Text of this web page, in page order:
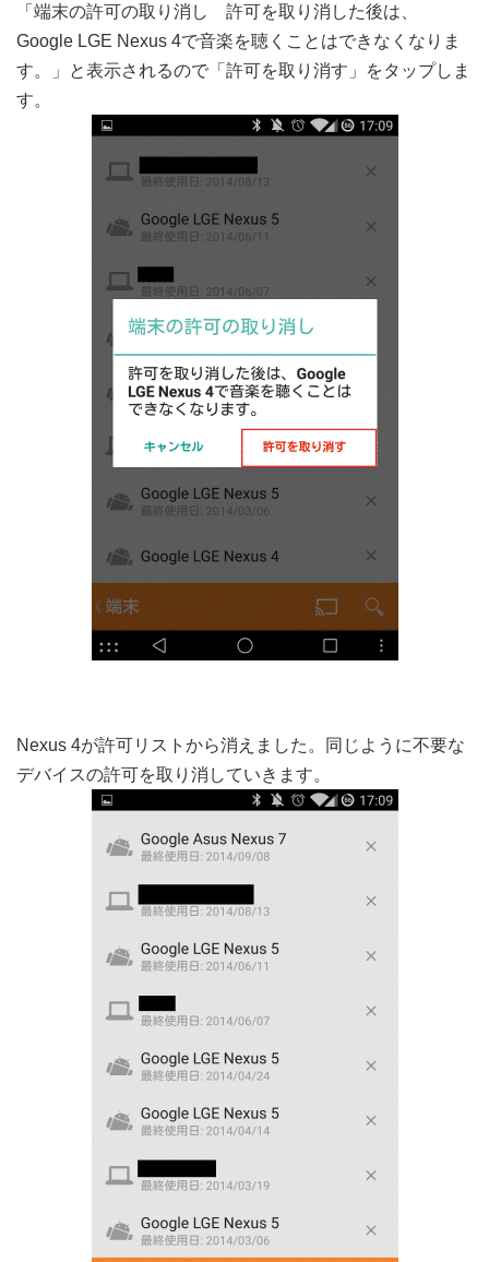
「端末の許可の取り消し 許可を取り消した後は、
Google LGE Nexus 4で音楽を聴くことはできなくなりま
す。」と表示されるので「許可を取り消す」をタップしま
す。
Nexus 4が許可リストから消えました。同じように不要な
デバイスの許可を取り消していきます。